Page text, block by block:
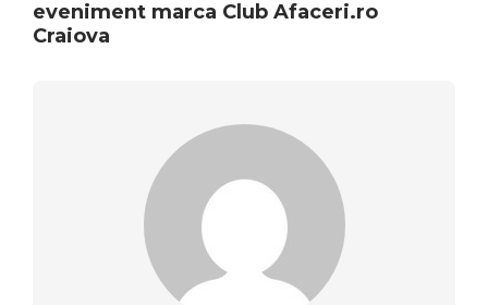
eveniment marca Club Afaceri.ro
Craiova